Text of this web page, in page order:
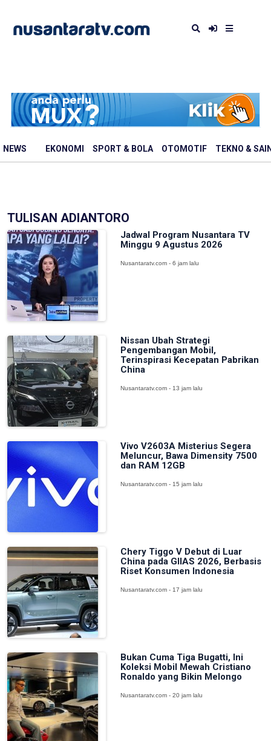
NEWS EKONOMI SPORT & BOLA OTOMOTIF TEKNO &
TULISAN ADIANTORO
Jadwal Program Nusantara TV
Minggu 9 Agustus 2026
Nusantaratv.com - 6 jam lalu
Nissan Ubah Strategi
Pengembangan Mobil,
Terinspirasi Kecepatan Pabrikan
China
Nusantaratv.com - 13 jam lalu
Vivo V2603A Misterius Segera
Meluncur, Bawa Dimensity 7500
dan RAM 12GB
Nusantaratv.com - 15 jam lalu
Chery Tiggo V Debut di Luar
China pada GIIAS 2026, Berbasis
Riset Konsumen Indonesia
Nusantaratv.com - 17 jam lalu
Bukan Cuma Tiga Bugatti, Ini
Koleksi Mobil Mewah Cristiano
Ronaldo yang Bikin Melongo
Nusantaratv.com - 20 jam lalu